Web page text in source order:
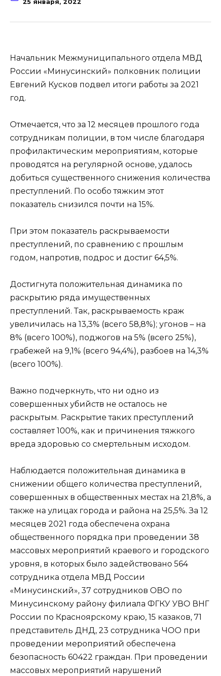
25 января, 2022
Начальник Межмуниципального отдела МВД
России «Минусинский» полковник полиции
Евгений Кусков подвел итоги работы за 2021
год.
Отмечается, что за 12 месяцев прошлого года
сотрудникам полиции, в том числе благодаря
профилактическим мероприятиям, которые
проводятся на регулярной основе, удалось
добиться существенного снижения количества
преступлений. По особо тяжким этот
показатель снизился почти на 15%.
При этом показатель раскрываемости
преступлений, по сравнению с прошлым
годом, напротив, подрос и достиг 64,5%.
Достигнута положительная динамика по
раскрытию ряда имущественных
преступлений. Так, раскрываемость краж
увеличилась на 13,3% (всего 58,8%); угонов – на
8% (всего 100%), поджогов на 5% (всего 25%),
грабежей на 9,1% (всего 94,4%), разбоев на 14,3%
(всего 100%).
Важно подчеркнуть, что ни одно из
совершенных убийств не осталось не
раскрытым. Раскрытие таких преступлений
составляет 100%, как и причинения тяжкого
вреда здоровью со смертельным исходом.
Наблюдается положительная динамика в
снижении общего количества преступлений,
совершенных в общественных местах на 21,8%, а
также на улицах города и района на 25,5%. За 12
месяцев 2021 года обеспечена охрана
общественного порядка при проведении 38
массовых мероприятий краевого и городского
уровня, в которых было задействовано 564
сотрудника отдела МВД России
«Минусинский», 37 сотрудников ОВО по
Минусинскому району филиала ФГКУ УВО ВНГ
России по Красноярскому краю, 15 казаков, 71
представитель ДНД, 23 сотрудника ЧОО при
проведении мероприятий обеспечена
безопасность 60422 граждан. При проведении
массовых мероприятий нарушений